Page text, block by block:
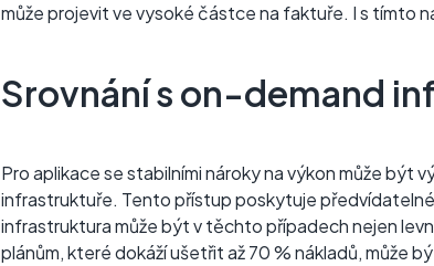
může projevit ve vysoké částce na faktuře. I s tímto
Srovnání s on-demand
Pro aplikace se stabilními nároky na výkon může být
infrastruktuře. Tento přístup poskytuje
infrastruktura může být v těchto případech nejen
plánům, které dokáží ušetřit až 70 % nákladů, může